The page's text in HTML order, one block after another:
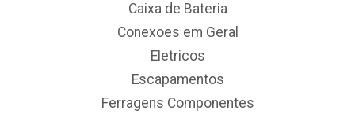
Caixa de Bateria
Conexoes em Geral
Eletricos
Escapamentos
Ferragens Componentes